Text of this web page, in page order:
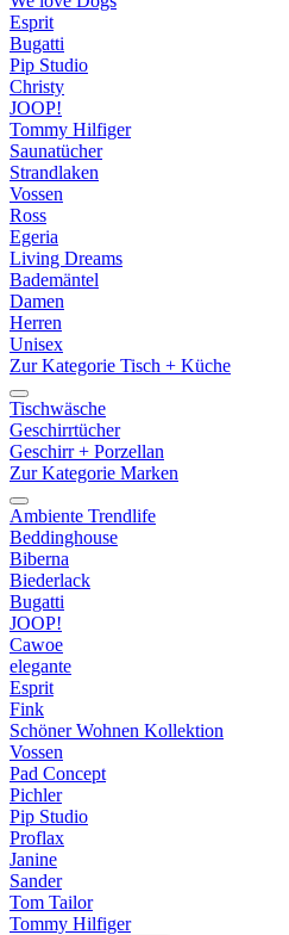
Esprit
Bugatti
Pip Studio
Christy
JOOP!
Tommy Hilfiger
Saunatücher
Strandlaken
Vossen
Ross
Egeria
Living Dreams
Bademäntel
Damen
Herren
Unisex
Zur Kategorie Tisch + Küche
Tischwäsche
Geschirrtücher
Geschirr + Porzellan
Zur Kategorie Marken
Ambiente Trendlife
Beddinghouse
Biberna
Biederlack
Bugatti
JOOP!
Cawoe
elegante
Esprit
Fink
Schöner Wohnen Kollektion
Vossen
Pad Concept
Pichler
Pip Studio
Proflax
Janine
Sander
Tom Tailor
Tommy Hilfiger